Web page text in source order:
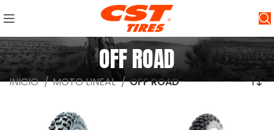
OFF ROAD
INICIO MOTO LINEAL OFF ROAD